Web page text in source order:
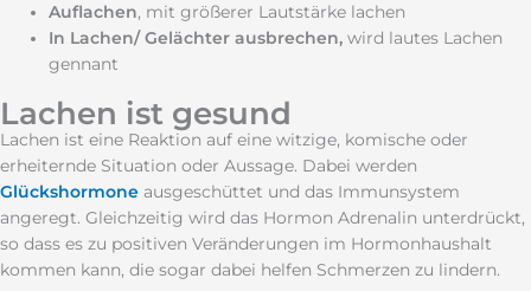
Auflachen, mit größerer Lautstärke lachen
In Lachen/ Gelächter ausbrechen, wird lautes Lachen
gennant
Lachen ist gesund
Lachen ist eine Reaktion auf eine witzige, komische oder
erheiternde Situation oder Aussage. Dabei werden
Glückshormone ausgeschüttet und das Immunsystem
angeregt. Gleichzeitig wird das Hormon Adrenalin unterdrückt,
so dass es zu positiven Veränderungen im Hormonhaushalt
kommen kann, die sogar dabei helfen Schmerzen zu lindern.